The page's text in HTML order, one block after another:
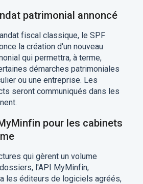
patrimonial annoncé
fiscal classique, le SPF
la création d'un nouveau
qui permettra, à terme,
démarches patrimoniales
ou une entreprise. Les
seront communiqués dans les
pour les cabinets
qui gèrent un volume
l'API MyMinfin,
les éditeurs de logiciels agréés,